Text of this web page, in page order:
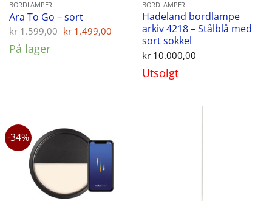
BORDLAMPER
Ara To Go – sort
kr1.599,00 Opprinnelig
kr 1.499,00 Nåværende
kr 1.499,00.
På lager
BORDLAMPER
Hadeland bordlampe
arkiv 4218 – Stålblå med
sort sokkel
kr10.000,00
Utsolgt
-34%